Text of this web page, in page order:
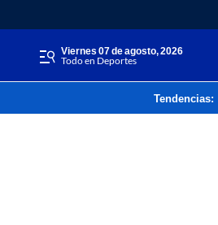
viernes 07 de agosto, 2026
Todo en Deportes
Tendencias: